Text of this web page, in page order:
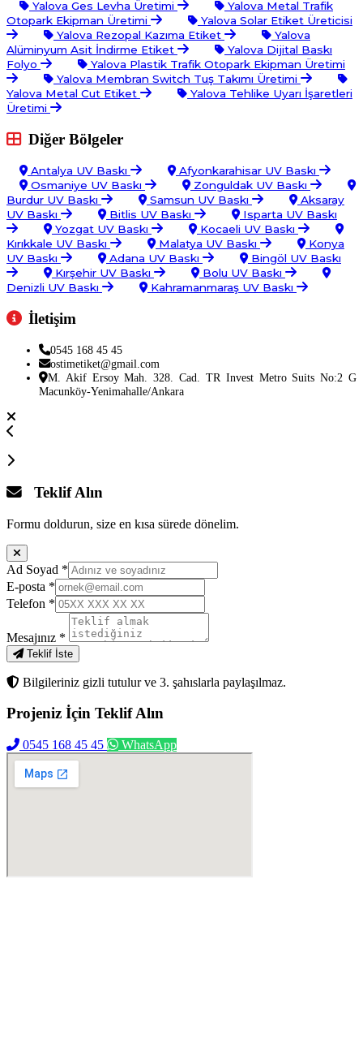
Yalova Ges Levha Üretimi
Yalova Metal Trafik
Otopark Ekipman Üretimi
Yalova Solar Etiket Üreticisi
Yalova Rezopal Kazıma Etiket
Yalova
Alüminyum Asit İndirme Etiket
Yalova Dijital Baskı
Folyo
Yalova Plastik Trafik Otopark Ekipman Üretimi
Yalova Membran Switch Tuş Takımı Üretimi
Yalova Metal Cut Etiket
Yalova Tehlike Uyarı İşaretleri
Üretimi
Diğer Bölgeler
Antalya UV Baskı
Afyonkarahisar UV Baskı
Osmaniye UV Baskı
Zonguldak UV Baskı
Burdur UV Baskı
Samsun UV Baskı
Aksaray
UV Baskı
Bitlis UV Baskı
Isparta UV Baskı
Yozgat UV Baskı
Kocaeli UV Baskı
Kırıkkale UV Baskı
Malatya UV Baskı
Konya
UV Baskı
Adana UV Baskı
Bingöl UV Baskı
Kırşehir UV Baskı
Bolu UV Baskı
Denizli UV Baskı
Kahramanmaraş UV Baskı
İletişim
0545 168 45 45
ostimetiket@gmail.com
M. Akif Ersoy Mah. 328. Cad. TR Invest Metro Suits No:2 G
Macunköy-Yenimahalle/Ankara
Teklif Alın
Formu doldurun, size en kısa sürede dönelim.
Ad Soyad *
E-posta *
Telefon *
Mesajınız *
Teklif İste
Bilgileriniz gizli tutulur ve 3. şahıslarla paylaşılmaz.
Projeniz İçin Teklif Alın
0545 168 45 45 WhatsApp